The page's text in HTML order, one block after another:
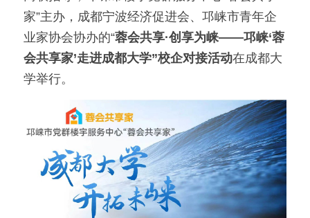
家”主办，成都宁波经济促进会、邛崃市青年企
业家协会协办的“蓉会共享·创享为崃——邛崃‘蓉
会共享家’走进成都大学”校企对接活动在成都大
学举行。